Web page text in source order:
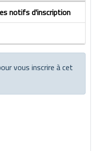
notifs d'inscription
vous inscrire à cet